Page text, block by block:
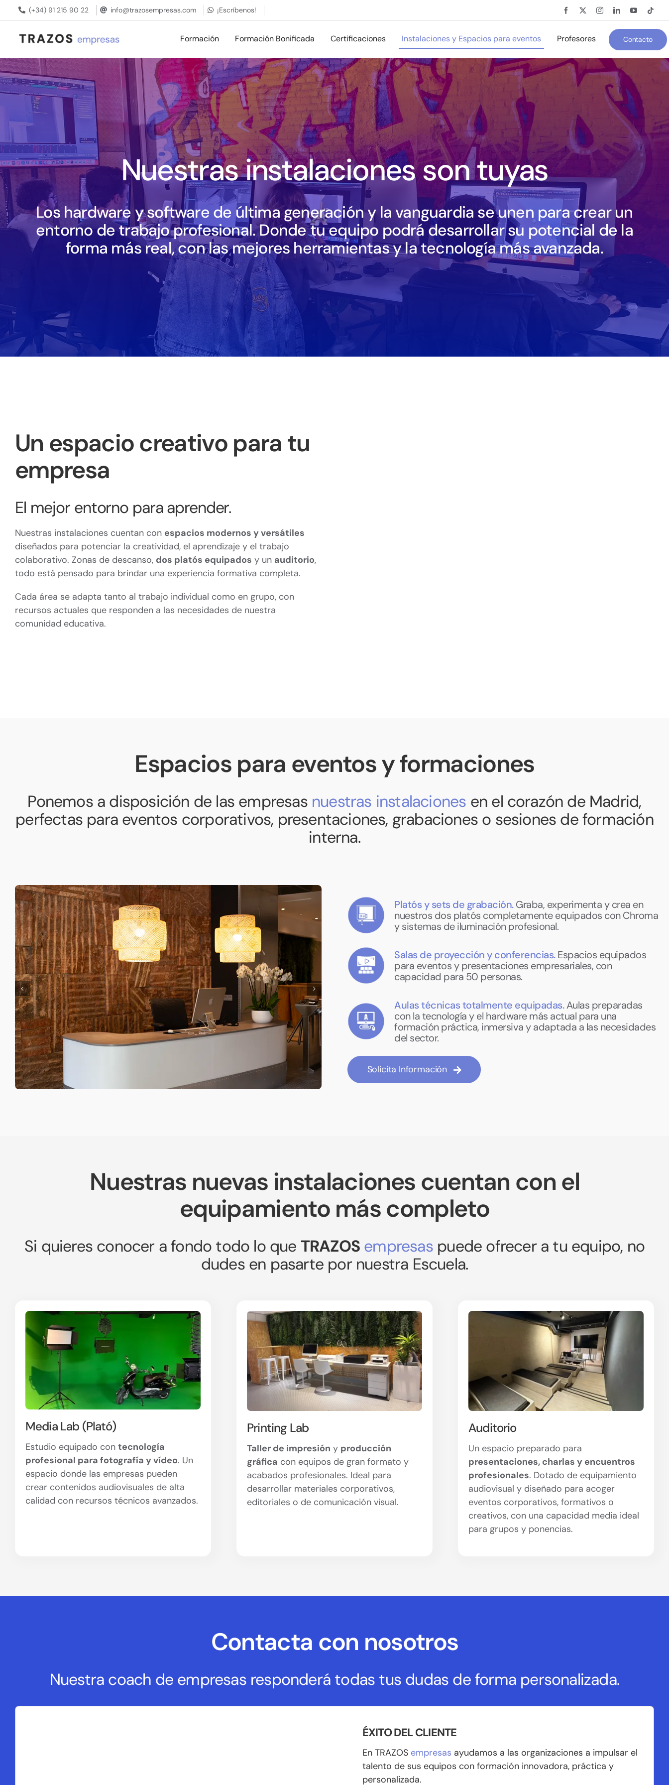
Saltar
al
contenido
(+34) 91 215 90 22 info@trazosempresas.com ¡Escríbenos!
Formación Formación Bonificada Certificaciones Instalaciones y Espacios para eventos Profesores Contacto
Nuestras instalaciones son tuyas
Los hardware y software de última generación y la vanguardia se unen para crear un
entorno de trabajo profesional. Donde tu equipo podrá desarrollar su potencial de la
forma más real, con las mejores herramientas y la tecnología más avanzada.
Un espacio creativo para tu
empresa
El mejor entorno para aprender.
Nuestras instalaciones cuentan con espacios modernos y versátiles
diseñados para potenciar la creatividad, el aprendizaje y el trabajo
colaborativo. Zonas de descanso, dos platós equipados y un auditorio,
todo está pensado para brindar una experiencia formativa completa.
Cada área se adapta tanto al trabajo individual como en grupo, con
recursos actuales que responden a las necesidades de nuestra
comunidad educativa.
Espacios para eventos y formaciones
Ponemos a disposición de las empresas nuestras instalaciones en el corazón de Madrid,
perfectas para eventos corporativos, presentaciones, grabaciones o sesiones de formación
interna.
Platós y sets de grabación.Graba, experimenta y crea en
nuestros dos platós completamente equipados con Chroma
y sistemas de iluminación profesional.
Salas de proyección y conferencias. Espacios equipados
para eventos y presentaciones empresariales, con
capacidad para 50 personas.
Aulas técnicas totalmente equipadas.Aulas preparadas
con la tecnología y el hardware más actual para una
formación práctica, inmersiva y adaptada a las necesidades
del sector.
Solicita Información
Nuestras nuevas instalaciones cuentan con el
equipamiento más completo
Si quieres conocer a fondo todo lo que TRAZOS empresaspuede ofrecer a tu equipo, no
dudes en pasarte por nuestra Escuela.
Media Lab (Plató)
Estudio equipado con tecnología
profesional para fotografía y vídeo. Un
espacio donde las empresas pueden
crear contenidos audiovisuales de alta
calidad con recursos técnicos avanzados.
Printing Lab
Taller de impresión y producción
gráfica con equipos de gran formato y
acabados profesionales. Ideal para
desarrollar materiales corporativos,
editoriales o de comunicación visual.
Auditorio
Un espacio preparado para
presentaciones, charlas y encuentros
profesionales. Dotado de equipamiento
audiovisual y diseñado para acoger
eventos corporativos, formativos o
creativos, con una capacidad media ideal
para grupos y ponencias.
Contacta con nosotros
Nuestra coach de empresas responderá todas tus dudas de forma personalizada.
ÉXITO DEL CLIENTE
En TRAZOS empresas ayudamos a las organizaciones a impulsar el
talento de sus equipos con formación innovadora, práctica y
personalizada.